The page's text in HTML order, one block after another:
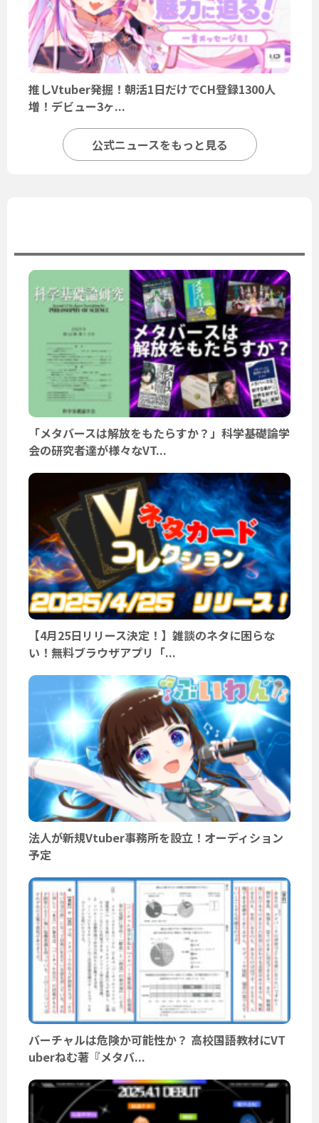
推しVtuber発掘！朝活1日だけでCH登録1300人
増！デビュー3ヶ...
公式ニュースをもっと見る
「メタバースは解放をもたらすか？」科学基礎論学
会の研究者達が様々なVT...
【4月25日リリース決定！】雑談のネタに困らな
い！無料ブラウザアプリ「...
法人が新規Vtuber事務所を設立！オーディション
予定
バーチャルは危険か可能性か？ 高校国語教材にVT
uberねむ著『メタバ...